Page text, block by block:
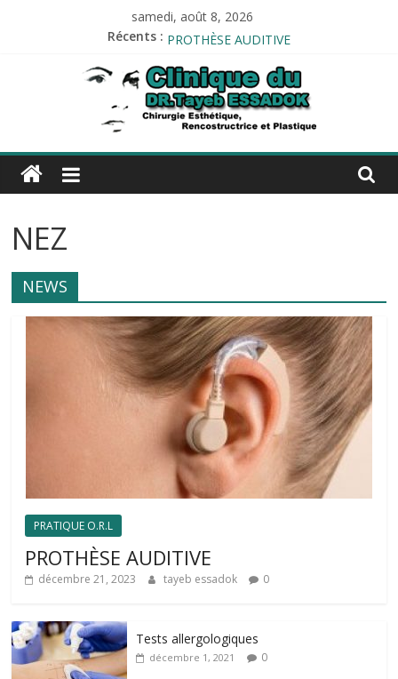
samedi, août 8, 2026
Récents :
LIPOFILLING
PROTHÈSE AUDITIVE
Audiométrie
Impédancemétrie
Esthetique-
alger.com
Esthetique-
NEZ
NEWS
PRATIQUE O.R.L
PROTHÈSE AUDITIVE
décembre 21, 2023 tayeb essadok 0
Tests allergologiques
décembre 1, 2021 0